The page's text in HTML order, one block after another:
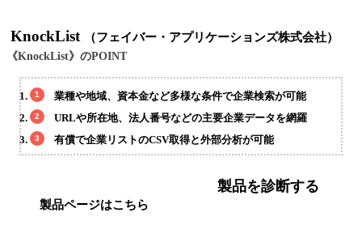
KnockList （フェイバー・アプリケーションズ株式会社）
《KnockList》のPOINT
業種や地域、資本金など多様な条件で企業検索が可能
URLや所在地、法人番号などの主要企業データを網羅
有償で企業リストのCSV取得と外部分析が可能
製品ページはこちら
製品を診断する